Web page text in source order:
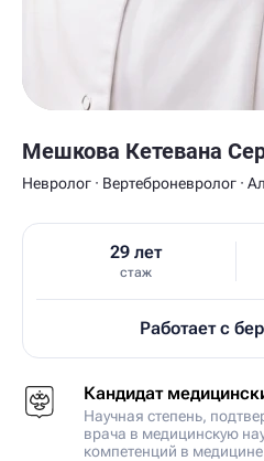
Мешкова Кетевана
Невролог · Вертеброневролог ·
29 лет
стаж
Работает с
Кандидат
Научная степень,
врача в медицинскую
компетенций в медицине